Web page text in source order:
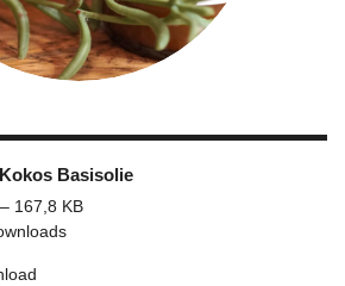
Basisolie
167,8 KB